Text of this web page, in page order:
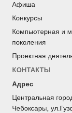
Афиша
Конкурсы
Компьютерная и
поколения
Проектная
КОНТАКТЫ
Адрес
Центральная
Чебоксары,